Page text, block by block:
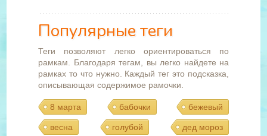
Популярные теги
Теги позволяют легко ориентироваться по
рамкам. Благодаря тегам, вы легко найдете на
рамках то что нужно. Каждый тег это подсказка,
описывающая содержимое рамочки.
8 марта бабочки бежевый
весна голубой дед мороз